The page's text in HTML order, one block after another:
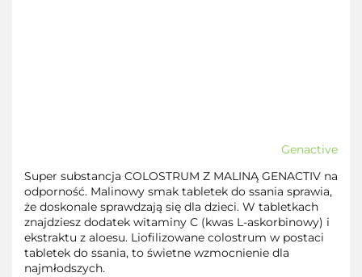
Genactive
Super substancja COLOSTRUM Z MALINĄ GENACTIV na
odporność. Malinowy smak tabletek do ssania sprawia,
że doskonale sprawdzają się dla dzieci. W tabletkach
znajdziesz dodatek witaminy C (kwas L-askorbinowy) i
ekstraktu z aloesu. Liofilizowane colostrum w postaci
tabletek do ssania, to świetne wzmocnienie dla
najmłodszych.